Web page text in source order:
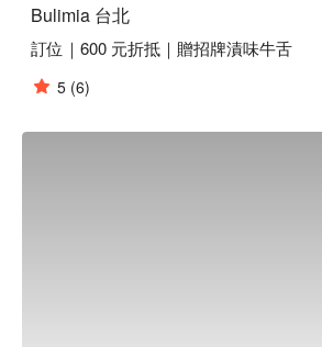
【手切日本和牛】細緻油花，入口即化滑
【手切熟成美國牛】熟成風味濃郁，口感
Bulimia 台北
訂位｜600 元折抵｜贈招牌漬味牛舌
5 (6)